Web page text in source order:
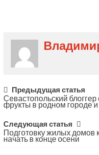
Post
navigation
Предыдущая статья
Севастопольский
фрукты в родном городе
Следующая статья
Подготовку жилых домов
начать в конце осени